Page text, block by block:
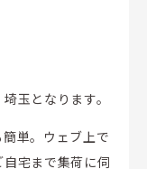
玉となります。
単。ウェブ上で
宅まで集荷に伺